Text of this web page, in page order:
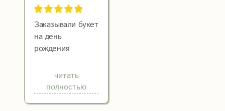
Спасибо!
Заказывали букет
на день
рождения
удивили
эффектной
композицией,
читать
полностью